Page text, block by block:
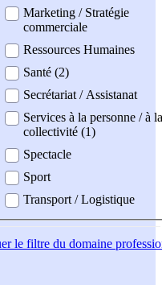
Marketing / Stratégie
commerciale
Ressources Humaines
Santé (2)
Secrétariat / Assistanat
Services à la personne / à la
collectivité (1)
Spectacle
Sport
Transport / Logistique
le filtre du domaine